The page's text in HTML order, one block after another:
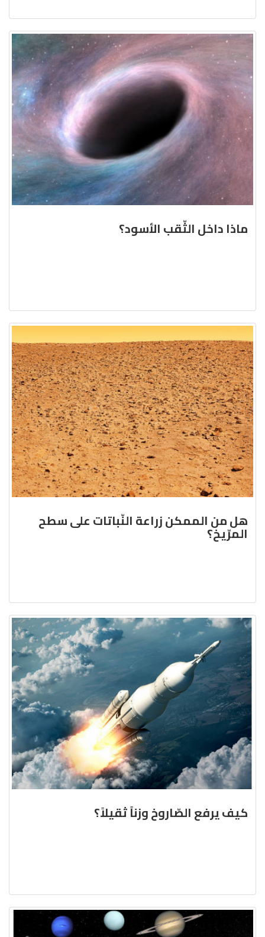
ماذا داخل الثّقب الأسود؟
هل من الممكن زراعة النّباتات على سطح
المرّيخ؟
كيف يرفع الصّاروخ وزناً ثقيلاً؟